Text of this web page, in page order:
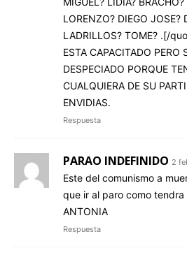
LORENZO? DIEGO JOSE?
LADRILLOS? TOME? .[/
ESTA CAPACITADO PERO
DESPECIADO PORQUE
CUALQUIERA DE SU
ENVIDIAS.
Respuesta
PARAO INDEFINIDO 2
Este del comunismo a
que ir al paro como
ANTONIA
Respuesta